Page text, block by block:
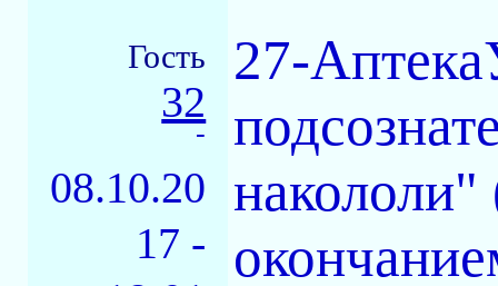
Гость
32
-
08.10.20
17 -
27-
накололи"